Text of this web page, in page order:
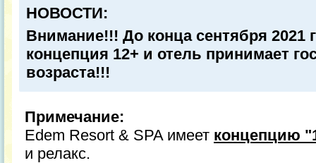
НОВОСТИ:
Внимание!!! До конца сентября 2021
концепция 12+ и отель принимает
возраста!!!
Примечание:
Edem Resort & SPA имеет концепцию
и релакс.